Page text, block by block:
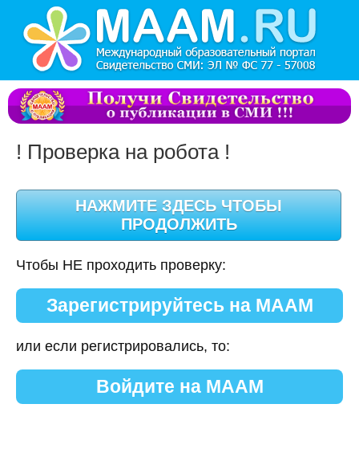
! Проверка на робота !
Чтобы НЕ проходить проверку:
Зарегистрируйтесь на МААМ
или если регистрировались, то:
Войдите на МААМ